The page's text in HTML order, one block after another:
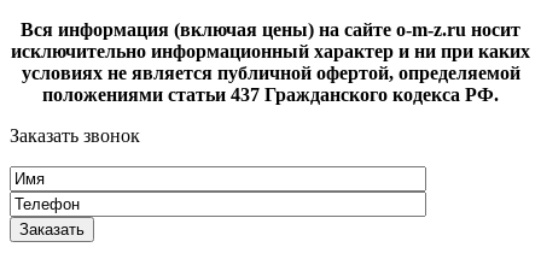
Вся информация (включая цены) на сайте o-m-z.ru носит
исключительно информационный характер и ни при каких
условиях не является публичной офертой, определяемой
положениями статьи 437 Гражданского кодекса РФ.
Заказать звонок